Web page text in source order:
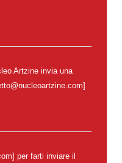
Artzine invia una
per farti inviare il